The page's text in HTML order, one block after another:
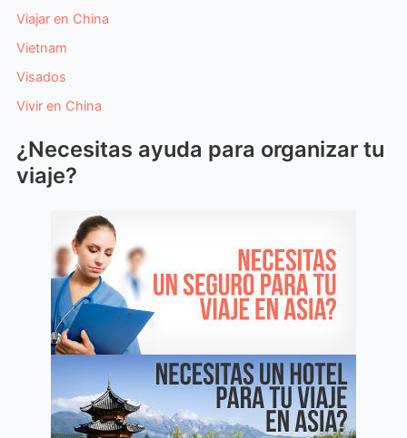
Viajar en China
Vietnam
Visados
Vivir en China
¿Necesitas ayuda para organizar tu
viaje?